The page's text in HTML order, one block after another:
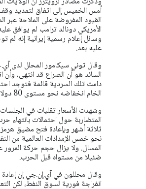
أمس الخميس إلى اتفاق لتمديد وقف
القيود المفروضة على الملاحة عبر
الأمريكي دونالد ترامب لم يوافق
وسائل إعلام رسمية إيرانية إنه لم
عليه بعد.
وقال توني سيكامور المحلل لدى
السائد هو أن الصراع قد انتهى، وأن
دامت تلك السردية قائمة فتوجد
الخام انخفاضه نحو مستوى 80 دولارا".
وشهدت الأسعار تقلبات في
المتضاربة حول احتمالات بانتهاء
ثلاثة أشهر وبإعادة فتح مضيق
نحو خمس الإمدادات العالمية من
المسال. ولا يزال حجم حركة المرور
ضئيلا من مستواه قبل الحرب.
وقال محللون في آي.إن.جي إن
انفراجة فورية لسوق النفط، لكن